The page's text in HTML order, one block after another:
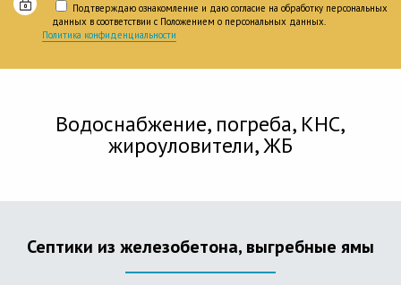
Подтверждаю ознакомление и даю согласие на обработку персональных
данных в соответствии с Положением о персональных данных.
Политика конфиденциальности
Водоснабжение, погреба, КНС,
жироуловители, ЖБ
Септики из железобетона, выгребные ямы